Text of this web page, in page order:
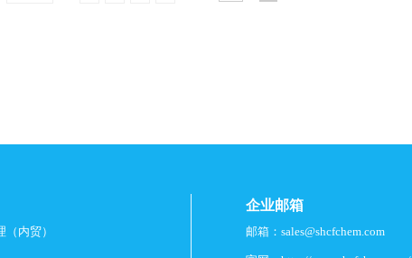
内贸）
企业邮箱
邮箱： sales@shcfchem.com